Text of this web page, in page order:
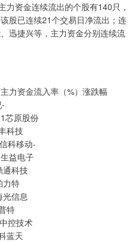
力资金连续流出的个股有140只，
股已连续21个交易日净流出；连
迅捷兴等，主力资金分别连续流
力资金流入率（%）涨跌幅
芯原股份
科技
科移动-
益电子
通科技
力特
信息
特
控技术
蓝天